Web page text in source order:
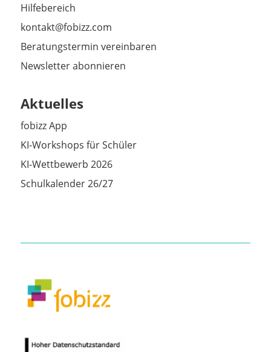
Hilfebereich
kontakt@fobizz.com
Beratungstermin vereinbaren
Newsletter abonnieren
Aktuelles
fobizz App
KI-Workshops für Schüler
KI-Wettbewerb 2026
Schulkalender 26/27